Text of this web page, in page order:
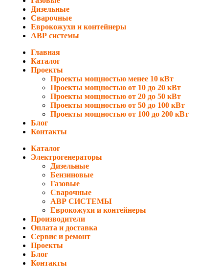
Дизельные
Сварочные
Еврокожухи и контейнеры
АВР системы
Главная
Каталог
Проекты
Проекты мощностью менее 10 кВт
Проекты мощностью от 10 до 20 кВт
Проекты мощностью от 20 до 50 кВт
Проекты мощностью от 50 до 100 кВт
Проекты мощностью от 100 до 200 кВт
Блог
Контакты
Каталог
Электрогенераторы
Дизельные
Бензиновые
Газовые
Сварочные
АВР СИСТЕМЫ
Еврокожухи и контейнеры
Производители
Оплата и доставка
Сервис и ремонт
Проекты
Блог
Контакты